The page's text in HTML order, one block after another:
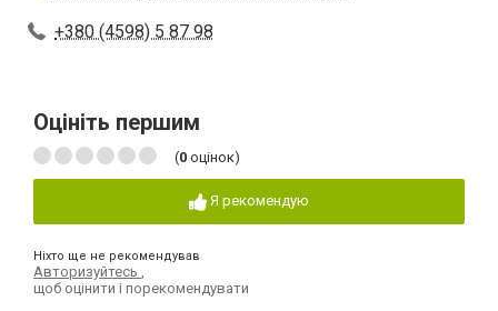
+380 (4598) 5 87 98
Оцініть першим
(0 оцінок)
Я рекомендую
Ніхто ще не рекомендував
Авторизуйтесь
щоб оцінити і порекомендувати